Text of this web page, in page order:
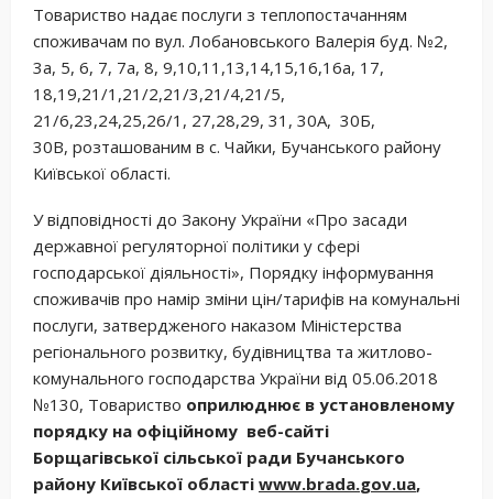
Товариство надає послуги з теплопостачанням
споживачам по вул. Лобановського Валерія буд. №2,
3а, 5, 6, 7, 7а, 8, 9,10,11,13,14,15,16,16а, 17,
18,19,21/1,21/2,21/3,21/4,21/5,
21/6,23,24,25,26/1, 27,28,29, 31, 30А, 30Б,
30В, розташованим в с. Чайки, Бучанського району
Київської області.
У відповідності до Закону України «Про засади
державної регуляторної політики у сфері
господарської діяльності», Порядку інформування
споживачів про намір зміни цін/тарифів на комунальні
послуги, затвердженого наказом Міністерства
регіонального розвитку, будівництва та житлово-
комунального господарства України від 05.06.2018
№130, Товариство оприлюднює в установленому
порядку на офіційному веб-сайті
Борщагівської сільської ради Бучанського
району Київської області www.brada.gov.ua,